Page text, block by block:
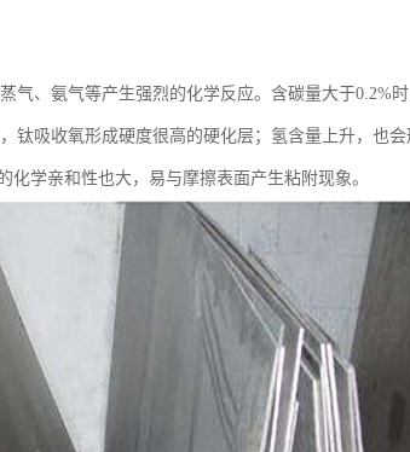
气、氨气等产生强烈的化学反应。含碳量大于0.2%
钛吸收氧形成硬度很高的硬化层；氢含量上升，也
化学亲和性也大，易与摩擦表面产生粘附现象。